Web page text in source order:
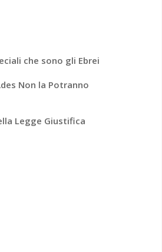
che sono gli Ebrei
Non la Potranno
Legge Giustifica